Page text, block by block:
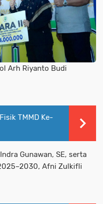
Arh Riyanto Budi
TMMD Ke-
Gunawan, SE, serta
Afni Zulkifli